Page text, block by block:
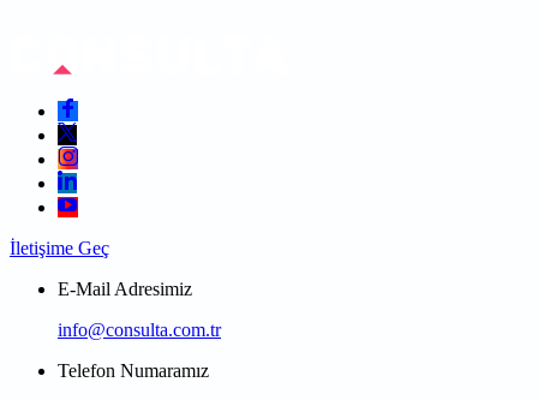
İletişime Geç
E-Mail Adresimiz
info@consulta.com.tr
Telefon Numaramız